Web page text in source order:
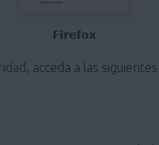
acceda a las siguientes